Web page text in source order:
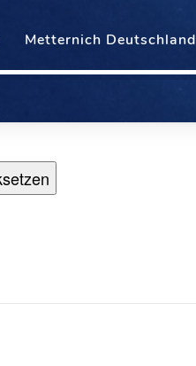
Metternich Deutschland